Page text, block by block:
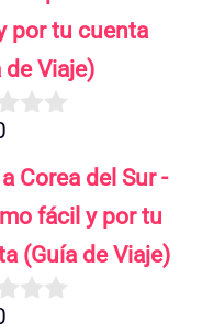
por tu cuenta
de Viaje)
Corea del Sur -
fácil y por tu
(Guía de Viaje)